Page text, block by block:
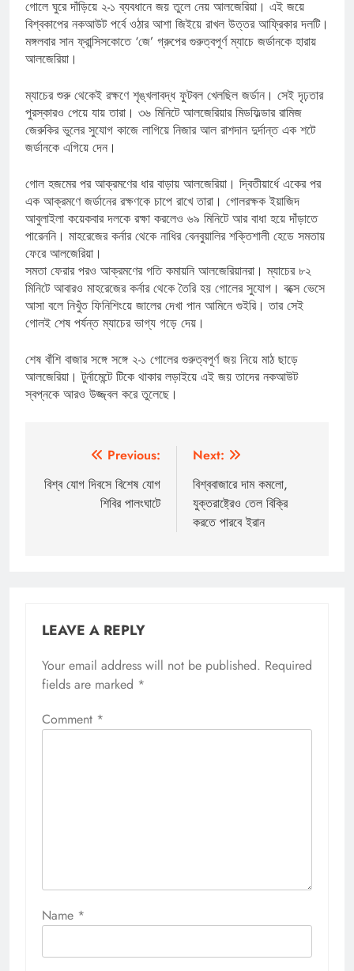
গোলে ঘুরে দাঁড়িয়ে ২-১ ব্যবধানে জয় তুলে নেয় আলজেরিয়া। এই জয়ে
বিশ্বকাপের নকআউট পর্বে ওঠার আশা জিইয়ে রাখল উত্তর আফ্রিকার দলটি।
মঙ্গলবার সান ফ্রান্সিসকোতে ‘জে’ গ্রুপের গুরুত্বপূর্ণ ম্যাচে জর্ডানকে হারায়
আলজেরিয়া।
ম্যাচের শুরু থেকেই রক্ষণে শৃঙ্খলাবদ্ধ ফুটবল খেলছিল জর্ডান। সেই দৃঢ়তার
পুরস্কারও পেয়ে যায় তারা। ৩৬ মিনিটে আলজেরিয়ার মিডফিল্ডার রামিজ
জেরুকির ভুলের সুযোগ কাজে লাগিয়ে নিজার আল রাশদান দুর্দান্ত এক শটে
জর্ডানকে এগিয়ে দেন।
গোল হজমের পর আক্রমণের ধার বাড়ায় আলজেরিয়া। দ্বিতীয়ার্ধে একের পর
এক আক্রমণে জর্ডানের রক্ষণকে চাপে রাখে তারা। গোলরক্ষক ইয়াজিদ
আবুলাইলা কয়েকবার দলকে রক্ষা করলেও ৬৯ মিনিটে আর বাধা হয়ে দাঁড়াতে
পারেননি। মাহরেজের কর্নার থেকে নাধির বেনবুয়ালির শক্তিশালী হেডে সমতায়
ফেরে আলজেরিয়া।
সমতা ফেরার পরও আক্রমণের গতি কমায়নি আলজেরিয়ানরা। ম্যাচের ৮২
মিনিটে আবারও মাহরেজের কর্নার থেকে তৈরি হয় গোলের সুযোগ। বক্সে ভেসে
আসা বলে নিখুঁত ফিনিশিংয়ে জালের দেখা পান আমিনে গুইরি। তার সেই
গোলই শেষ পর্যন্ত ম্যাচের ভাগ্য গড়ে দেয়।
শেষ বাঁশি বাজার সঙ্গে সঙ্গে ২-১ গোলের গুরুত্বপূর্ণ জয় নিয়ে মাঠ ছাড়ে
আলজেরিয়া। টুর্নামেন্টে টিকে থাকার লড়াইয়ে এই জয় তাদের নকআউট
স্বপ্নকে আরও উজ্জ্বল করে তুলেছে।
navigation
Previous:
বিশ্ব যোগ দিবসে বিশেষ যোগ
শিবির পালংঘাটে
Next:
বিশ্ববাজারে দাম কমলো,
যুক্তরাষ্ট্রেও তেল বিক্রি
করতে পারবে ইরান
LEAVE A REPLY
Your email address will not be published. Required
fields are marked *
Comment *
Name *